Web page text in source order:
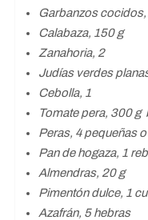
Garbanzos
Calabaza, 150 g
Zanahoria, 2
Judías verdes
Cebolla, 1
Tomate pera, 300 g
Peras, 4 pequeñas
Pan de hogaza, 1
Almendras, 20 g
Pimentón dulce, 1
Azafrán, 5 hebras